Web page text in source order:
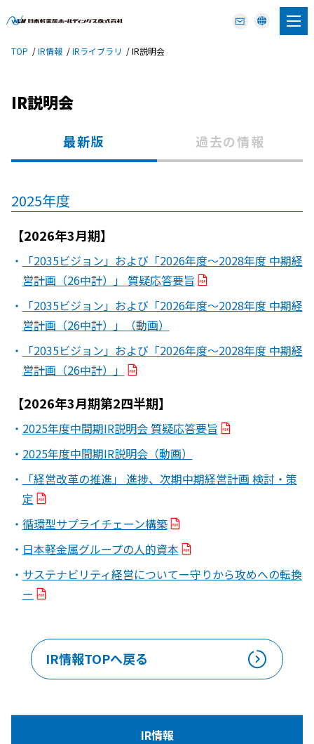
TOP IR情報 IRライブラリ IR説明会
IR説明会
最新版 過去の情報
2025年度
【2026年3月期】
「2035ビジョン」および「2026年度～2028年度 中期経
営計画（26中計）」 質疑応答要旨
「2035ビジョン」および「2026年度～2028年度 中期経
営計画（26中計）」（動画）
「2035ビジョン」および「2026年度～2028年度 中期経
営計画（26中計）」
【2026年3月期第2四半期】
2025年度中間期IR説明会 質疑応答要旨
2025年度中間期IR説明会（動画）
「経営改革の推進」 進捗、次期中期経営計画 検討・策
定
循環型サプライチェーン構築
日本軽金属グループの人的資本
サステナビリティ経営についてー守りから攻めへの転換
ー
IR情報TOPへ戻る
IR情報